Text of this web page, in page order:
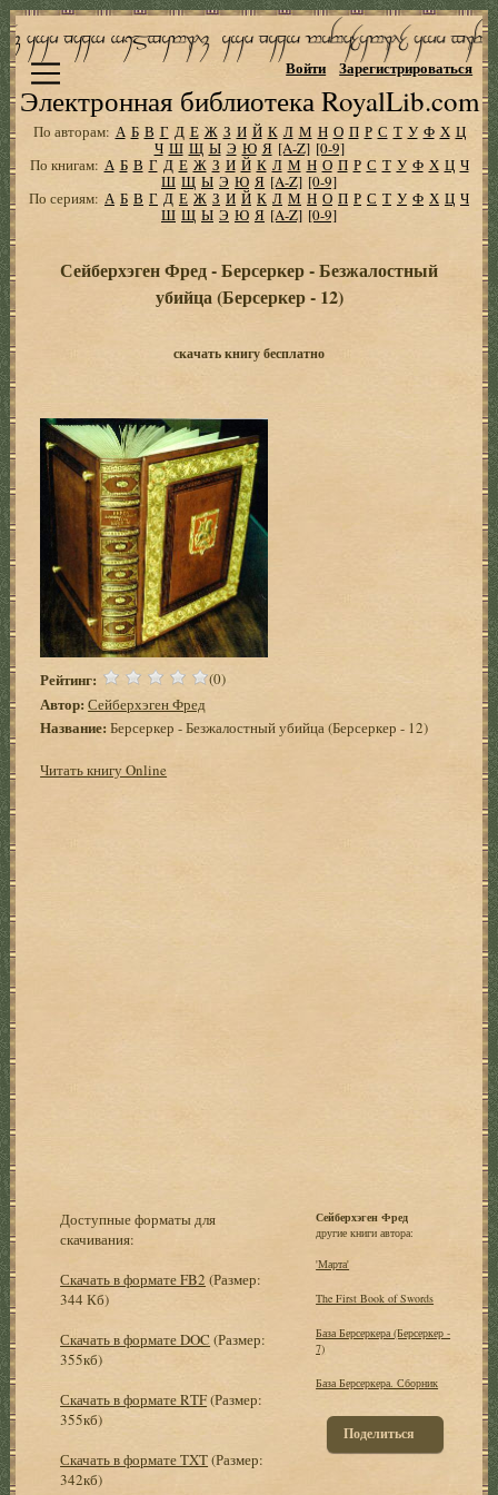
Электронная библиотека RoyalLib.com
Войти Зарегистрироваться
По авторам: А Б В Г Д Е Ж З И Й К Л М Н О П Р С Т У Ф Х Ц
Ч Ш Щ Ы Э Ю Я [A-Z] [0-9]
По книгам: А Б В Г Д Е Ж З И Й К Л М Н О П Р С Т У Ф Х Ц Ч
Ш Щ Ы Э Ю Я [A-Z] [0-9]
По сериям: А Б В Г Д Е Ж З И Й К Л М Н О П Р С Т У Ф Х Ц Ч
Ш Щ Ы Э Ю Я [A-Z] [0-9]
Сейберхэген Фред - Берсеркер - Безжалостный
убийца (Берсеркер - 12)
скачать книгу бесплатно
Рейтинг: (0)
Автор: Сейберхэген Фред
Название: Берсеркер - Безжалостный убийца (Берсеркер - 12)
Читать книгу Online
Доступные форматы для
скачивания:
Скачать в формате FB2 (Размер:
344 Кб)
Скачать в формате DOC (Размер:
355кб)
Скачать в формате RTF(Размер:
355кб)
Скачать в формате TXT(Размер:
342кб)
Сейберхэген Фред
другие книги автора:
'Марта'
The First Book of Swords
База Берсеркера (Берсеркер -
7)
База Берсеркера. Сборник
Поделиться